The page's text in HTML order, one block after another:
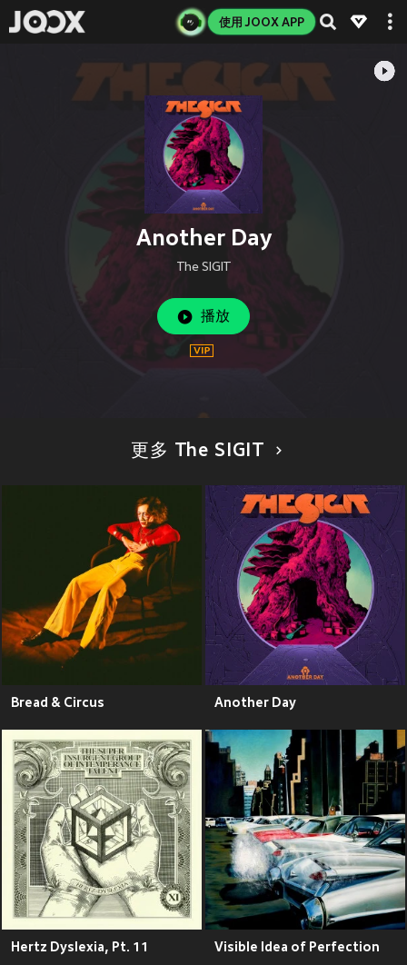
使用 JOOX APP
Another Day
The SIGIT
播放
更多 The SIGIT
Bread & Circus Another Day
Hertz Dyslexia, Pt. 11 Visible Idea of Perfection